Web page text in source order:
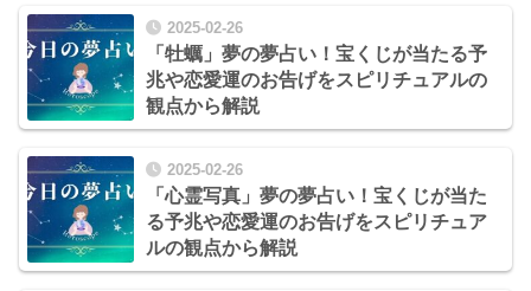
2025-02-26
「牡蠣」夢の夢占い！宝くじが当たる予
兆や恋愛運のお告げをスピリチュアルの
観点から解説
2025-02-26
「心霊写真」夢の夢占い！宝くじが当た
る予兆や恋愛運のお告げをスピリチュア
ルの観点から解説